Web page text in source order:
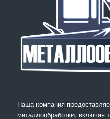
Наша компания
металлообработки, включая